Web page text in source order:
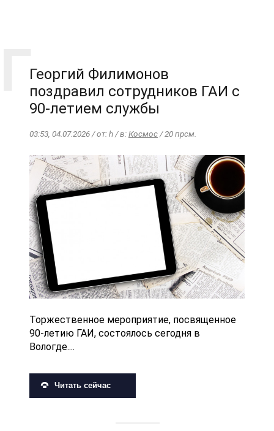
Георгий Филимонов
поздравил сотрудников ГАИ с
90-летием службы
03:53, 04.07.2026 / от: h / в:Космос/ 20 прсм.
Торжественное мероприятие, посвященное
90-летию ГАИ, состоялось сегодня в
Вологде....
Читать сейчас